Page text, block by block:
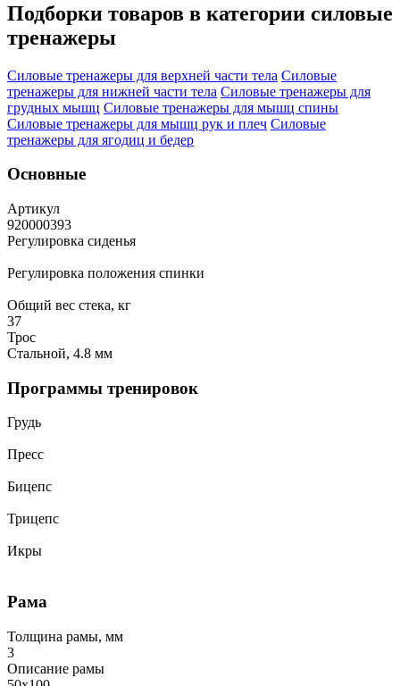
Подборки товаров в категории силовые
тренажеры
Силовые тренажеры для верхней части тела Силовые
тренажеры для нижней части тела Силовые тренажеры для
грудных мышц Силовые тренажеры для мышц спины
Силовые тренажеры для мышц рук и плеч Силовые
тренажеры для ягодиц и бедер
Основные
Артикул
920000393
Регулировка сиденья
Регулировка положения спинки
Общий вес стека, кг
37
Трос
Стальной, 4.8 мм
Программы тренировок
Грудь
Пресс
Бицепс
Трицепс
Икры
Рама
Толщина рамы, мм
3
Описание рамы